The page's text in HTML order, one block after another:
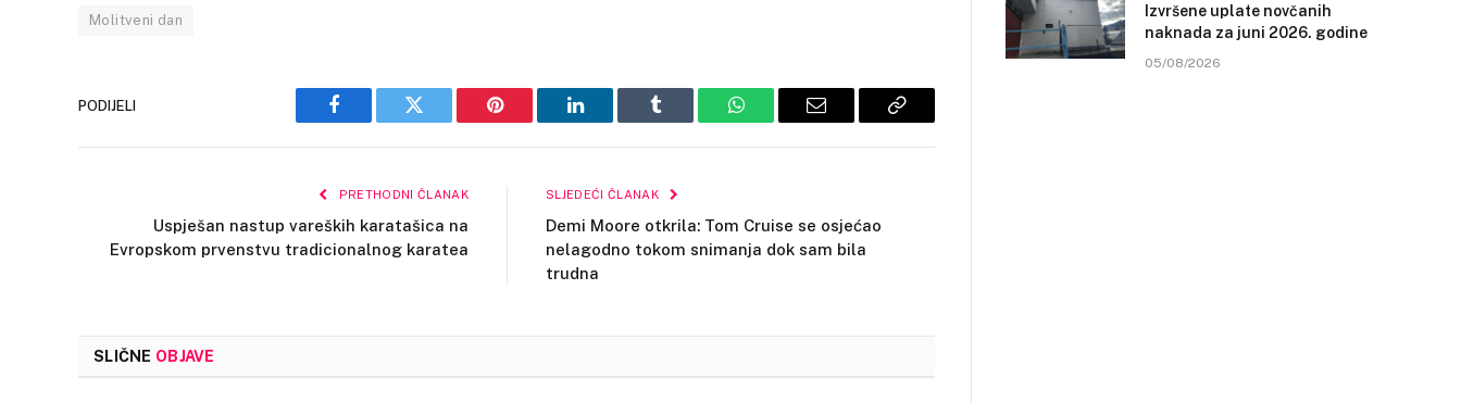
Molitveni dan
PODIJELI
Facebook Twitter Pinterest LinkedIn Tumblr WhatsAppEmail
Copy
PRETHODNI ČLANAK
Uspješan nastup vareških karatašica na
Evropskom prvenstvu tradicionalnog karatea
SLJEDEĆI ČLANAK
Demi Moore otkrila: Tom Cruise se osjećao
nelagodno tokom snimanja dok sam bila
trudna
SLIČNE OBJAVE
Izvršene uplate novčanih
naknada za juni 2026. godine
05/08/2026